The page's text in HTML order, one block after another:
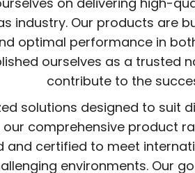
industry. Our products are
optimal performance in
ourselves as a
contribute to the
solutions designed to suit
comprehensive product
and certified to meet
environments. Our